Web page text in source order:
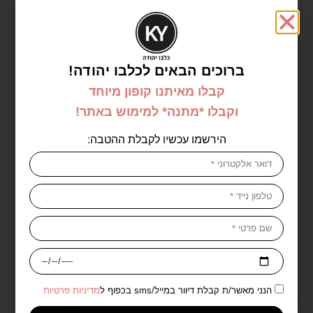
מוצרים נוספים מהמותג Trimay - טרימיי
אזל במלאי
טרימיי טונר אסנס להרגעה לקטו
טרימיי שמן ניקוי מרוכז חומצה
ברוכים הבאים לכלבו יהודה!
קבלו מאיתנו קופון מיוחד
וקבלו *מתנה* למימוש באתר!
הירשמו עכשיו לקבלת ההטבה:
הנני מאשר/ת קבלת דיוור במייל/sms בכפוף ל מדיניות פרטיות